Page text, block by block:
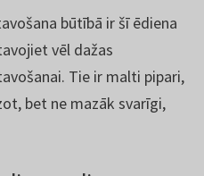
būtībā ir šī ēdiena
vēl dažas
Tie ir malti pipari,
bet ne mazāk svarīgi,